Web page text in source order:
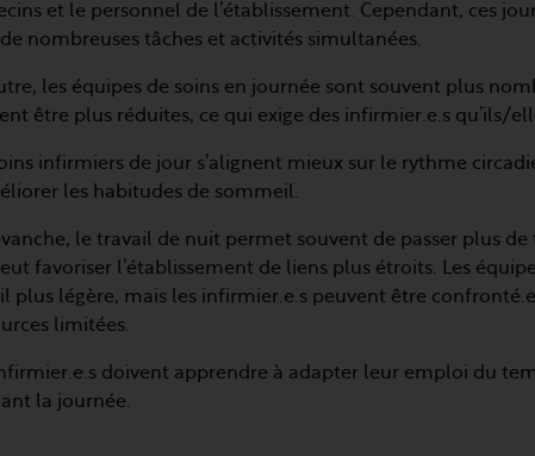
et le personnel de l’établissement. Cependant, ces
nombreuses tâches et activités simultanées.
les équipes de soins en journée sont souvent plus
être plus réduites, ce qui exige des infirmier.e.s qu’ils/
infirmiers de jour s’alignent mieux sur le rythme
les habitudes de sommeil.
le travail de nuit permet souvent de passer plus
favoriser l’établissement de liens plus étroits. Les
plus légère, mais les infirmier.e.s peuvent être
limitées.
doivent apprendre à adapter leur emploi du
la journée.